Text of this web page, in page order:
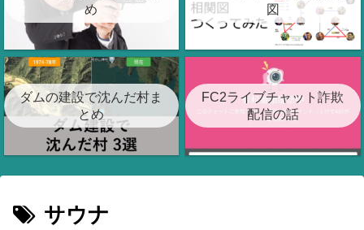
め
図
ダムの建設で沈んだ村ま
とめ
FC2ライブチャット詐欺
配信の話
サウナ